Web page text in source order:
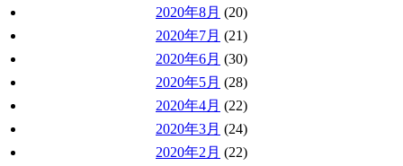
2020年8月 (20)
2020年7月 (21)
2020年6月 (30)
2020年5月 (28)
2020年4月 (22)
2020年3月 (24)
2020年2月 (22)